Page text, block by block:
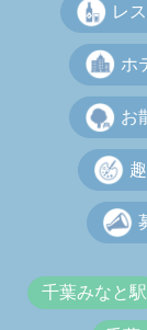
レ
ホ
お
千葉みなと駅